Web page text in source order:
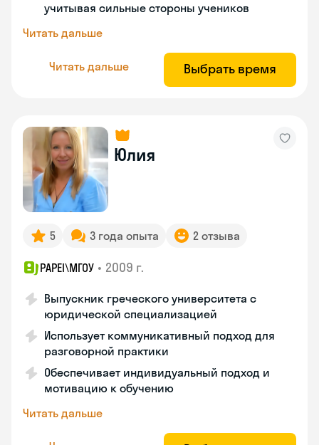
учитывая сильные стороны учеников
Читать дальше
Читать дальше Выбрать время
Юлия
5 3 года опыта 2 отзыва
PAPEI\MГОУ • 2009 г.
Выпускник греческого университета с
юридической специализацией
Использует коммуникативный подход для
разговорной практики
Обеспечивает индивидуальный подход и
мотивацию к обучению
Читать дальше